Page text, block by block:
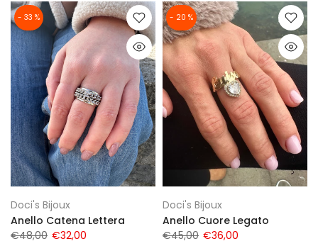
- 33 %
Doci's Bijoux
Anello Catena Lettera
€48,00 €32,00
- 20 %
Doci's Bijoux
Anello Cuore Legato
€45,00 €36,00